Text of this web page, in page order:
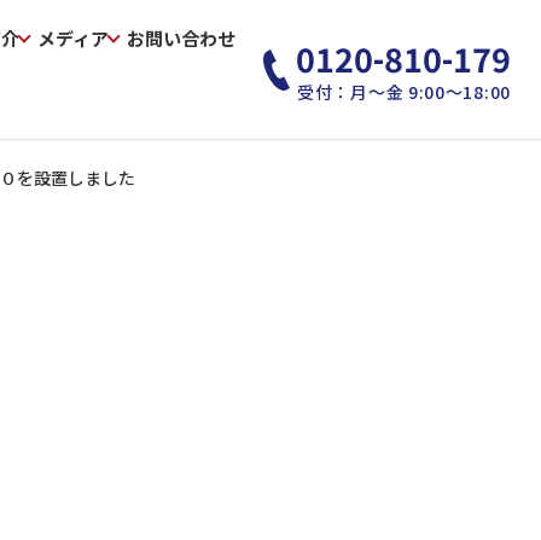
メディア お問い合わせ 0120-810-179
受付：月～金 9:00～18:00
を設置しました